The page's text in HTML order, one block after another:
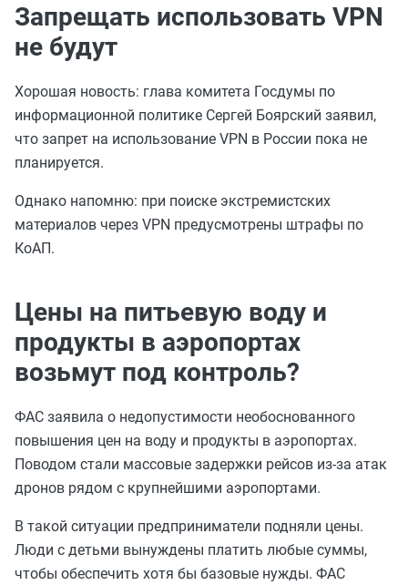
Запрещать использовать VPN
не будут
Хорошая новость: глава комитета Госдумы по
информационной политике Сергей Боярский заявил,
что запрет на использование VPN в России пока не
планируется.
Однако напомню: при поиске экстремистских
материалов через VPN предусмотрены штрафы по
КоАП.
Цены на питьевую воду и
продукты в аэропортах
возьмут под контроль?
ФАС заявила о недопустимости необоснованного
повышения цен на воду и продукты в аэропортах.
Поводом стали массовые задержки рейсов из-за атак
дронов рядом с крупнейшими аэропортами.
В такой ситуации предприниматели подняли цены.
Люди с детьми вынуждены платить любые суммы,
чтобы обеспечить хотя бы базовые нужды. ФАС